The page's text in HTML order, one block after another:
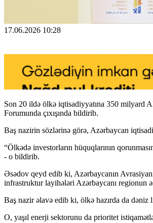
17.06.2026 10:28
Son 20 ildə ölkə iqtisadiyyatına 350 milyard
Forumunda çıxışında bildirib.
Baş nazirin sözlərinə görə, Azərbaycan
“Ölkədə investorların hüquqlarının
- o bildirib.
Əsədov qeyd edib ki, Azərbaycanın
infrastruktur layihələri Azərbaycanı regionun
Baş nazir əlavə edib ki, ölkə hazırda da dəniz
O, yaşıl enerji sektorunu da prioritet